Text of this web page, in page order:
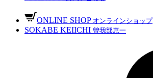
ONLINE SHOP オンラインショップ
SOKABE KEIICHI 曽我部恵一